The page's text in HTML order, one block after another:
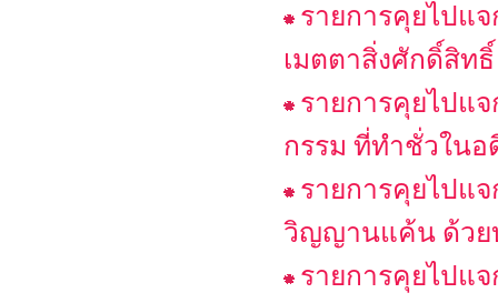
รายการคุยไปแ
เมตตาสิ่งศักดิ์สิท
รายการคุยไปแ
กรรม ที่ทำชั่วในอ
รายการคุยไปแ
วิญญานแค้น ด้ว
รายการคุยไปแ